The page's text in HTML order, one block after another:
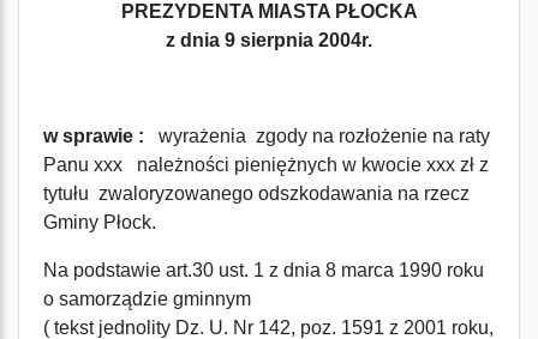
PREZYDENTA MIASTA PŁOCKA
z dnia 9 sierpnia 2004r.
w sprawie : wyrażenia zgody na rozłożenie na raty
Panu xxx należności pieniężnych w kwocie xxx zł z
tytułu zwaloryzowanego odszkodawania na rzecz
Gminy Płock.
Na podstawie art.30 ust. 1 z dnia 8 marca 1990 roku
o samorządzie gminnym
( tekst jednolity Dz. U. Nr 142, poz. 1591 z 2001 roku,